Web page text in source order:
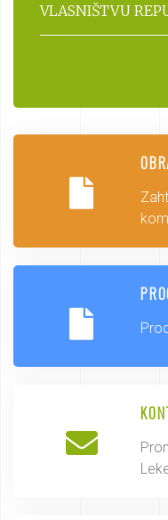
VLASNIŠTVU